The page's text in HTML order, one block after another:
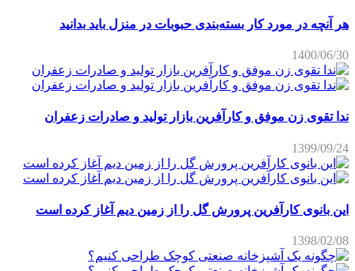
هر آنچه در مورد کار بسته‌بندی حبوبات در منزل باید بدانید
1400/06/30
ندا تقوی زن موفق و کارآفرین بازار تولید و صادرات زعفران
1399/09/24
این بانوی کارآفرین پرورش گل را از زمین دیم آغاز کرده است
1398/02/08